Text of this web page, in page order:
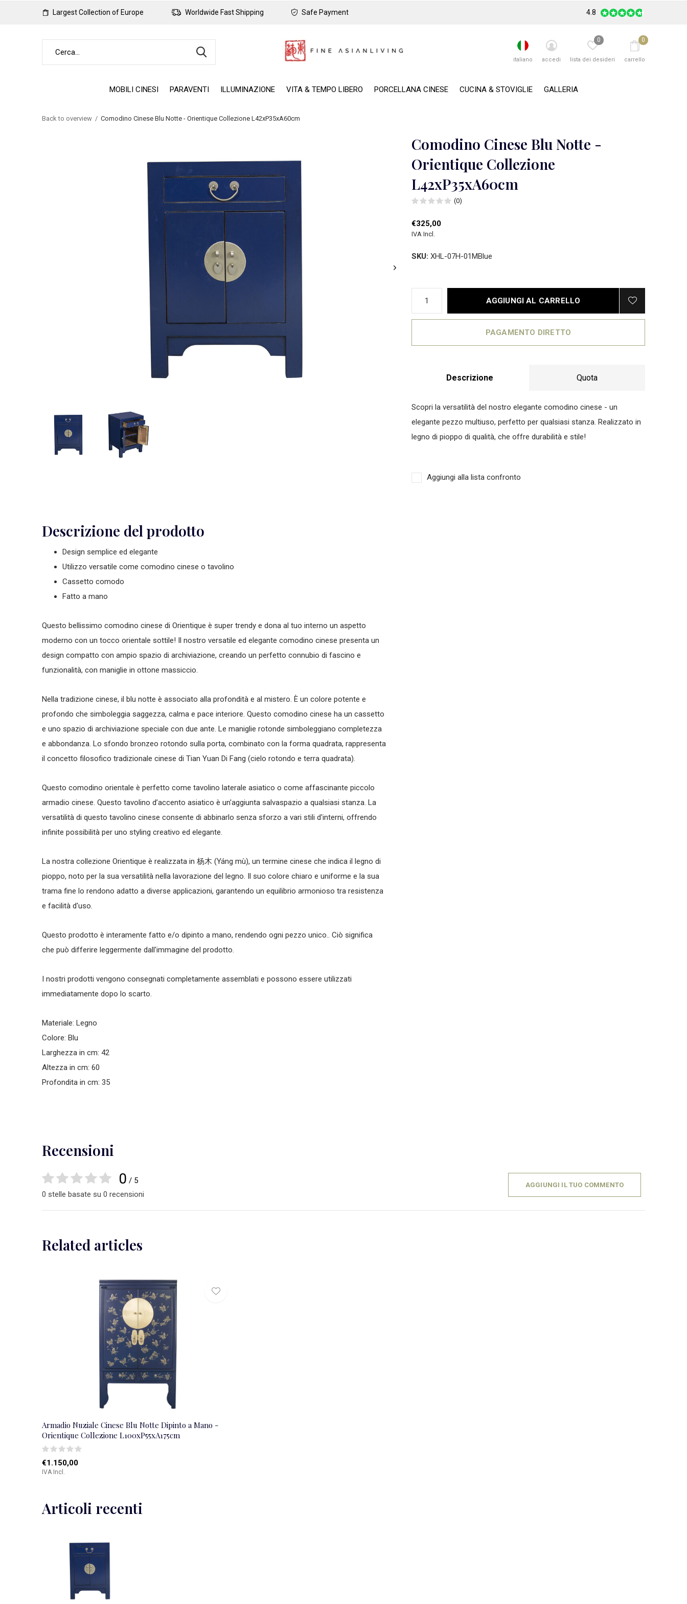
MOBILI CINESI PARAVENTI ILLUMINAZIONE VITA & TEMPO LIBERO PORCELLANA CINESE CUCINA & STOVIGLIE GALLERIA
italiano accedi lista dei desideri
0
carrello
0
Largest Collection of Europe Worldwide Fast Shipping Safe Payment 4.8
Back to overview Comodino Cinese Blu Notte - Orientique Collezione L42xP35xA60cm
Comodino Cinese Blu Notte -
Orientique Collezione
L42xP35xA60cm
(0)
€325,00
IVA Incl.
SKU: XHL-07H-01MBlue
AGGIUNGI AL CARRELLO
PAGAMENTO DIRETTO
Descrizione Quota
Scopri la versatilità del nostro elegante comodino cinese - un
elegante pezzo multiuso, perfetto per qualsiasi stanza. Realizzato in
legno di pioppo di qualità, che offre durabilità e stile!
Aggiungi alla lista confronto
Descrizione del prodotto
Design semplice ed elegante
Utilizzo versatile come comodino cinese o tavolino
Cassetto comodo
Fatto a mano
Questo bellissimo comodino cinese di Orientique è super trendy e dona al tuo interno un aspetto
moderno con un tocco orientale sottile! Il nostro versatile ed elegante comodino cinese presenta un
design compatto con ampio spazio di archiviazione, creando un perfetto connubio di fascino e
funzionalità, con maniglie in ottone massiccio.
Nella tradizione cinese, il blu notte è associato alla profondità e al mistero. È un colore potente e
profondo che simboleggia saggezza, calma e pace interiore. Questo comodino cinese ha un cassetto
e uno spazio di archiviazione speciale con due ante. Le maniglie rotonde simboleggiano completezza
e abbondanza. Lo sfondo bronzeo rotondo sulla porta, combinato con la forma quadrata, rappresenta
il concetto filosofico tradizionale cinese di Tian Yuan Di Fang (cielo rotondo e terra quadrata).
Questo comodino orientale è perfetto come tavolino laterale asiatico o come affascinante piccolo
armadio cinese. Questo tavolino d’accento asiatico è un'aggiunta salvaspazio a qualsiasi stanza. La
versatilità di questo tavolino cinese consente di abbinarlo senza sforzo a vari stili d'interni, offrendo
infinite possibilità per uno styling creativo ed elegante.
La nostra collezione Orientique è realizzata in 杨木 (Yáng mù), un termine cinese che indica il legno di
pioppo, noto per la sua versatilità nella lavorazione del legno. Il suo colore chiaro e uniforme e la sua
trama fine lo rendono adatto a diverse applicazioni, garantendo un equilibrio armonioso tra resistenza
e facilità d'uso.
Questo prodotto è interamente fatto e/o dipinto a mano, rendendo ogni pezzo unico.. Ciò significa
che può differire leggermente dall'immagine del prodotto.
I nostri prodotti vengono consegnati completamente assemblati e possono essere utilizzati
immediatamente dopo lo scarto.
Materiale: Legno
Colore: Blu
Larghezza in cm: 42
Altezza in cm: 60
Profondita in cm: 35
Recensioni
0 / 5
0 stelle basate su 0 recensioni
AGGIUNGI IL TUO COMMENTO
Related articles
Armadio Nuziale Cinese Blu Notte Dipinto a Mano -
Orientique Collezione L100xP55xA175cm
€1.150,00
IVA Incl.
Articoli recenti